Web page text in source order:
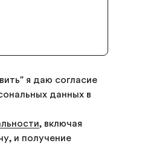
я даю согласие
данных в
, включая
и получение